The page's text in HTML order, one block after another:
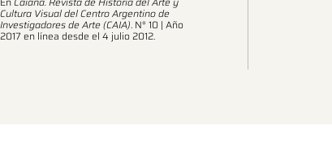
Cultura Visual del Centro Argentino de
Investigadores de Arte (CAIA). N° 10 | Año
2017 en línea desde el 4 julio 2012.